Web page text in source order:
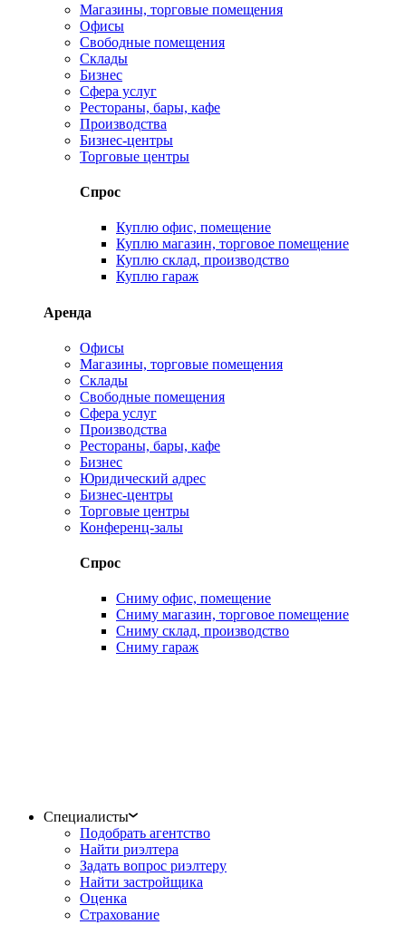
Магазины, торговые помещения
Офисы
Свободные помещения
Склады
Бизнес
Сфера услуг
Рестораны, бары, кафе
Производства
Бизнес-центры
Торговые центры
Спрос
Куплю офис, помещение
Куплю магазин, торговое помещение
Куплю склад, производство
Куплю гараж
Аренда
Офисы
Магазины, торговые помещения
Склады
Свободные помещения
Сфера услуг
Производства
Рестораны, бары, кафе
Бизнес
Юридический адрес
Бизнес-центры
Торговые центры
Конференц-залы
Спрос
Сниму офис, помещение
Сниму магазин, торговое помещение
Сниму склад, производство
Сниму гараж
Специалисты
Подобрать агентство
Найти риэлтера
Задать вопрос риэлтеру
Найти застройщика
Оценка
Страхование